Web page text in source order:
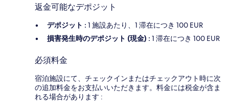
返金可能なデポジット
デポジット : 1 施設あたり、1 滞在につき 100 EUR
損害発生時のデポジット (現金) : 1 滞在につき 100 EUR
必須料金
宿泊施設にて、チェックインまたはチェックアウト時に次
の追加料金をお支払いいただきます。料金には税金が含ま
れる場合があります :